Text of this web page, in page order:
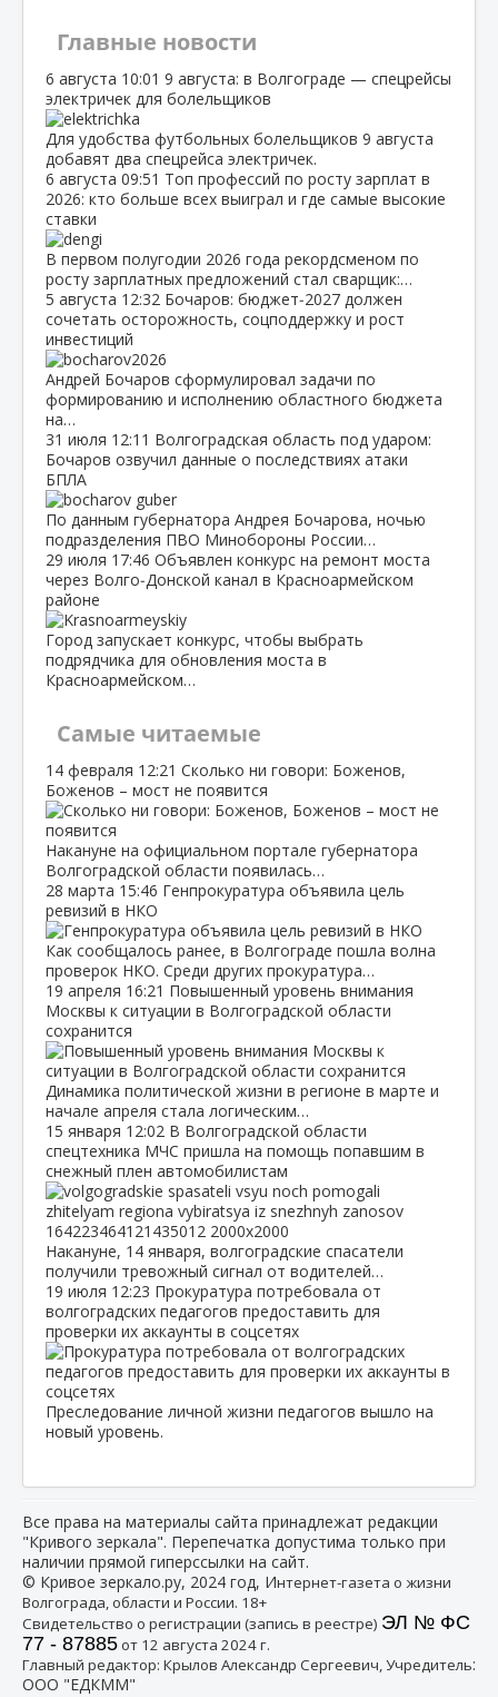
Главные новости
6 августа 10:01 9 августа: в Волгограде — спецрейсы
электричек для болельщиков
Для удобства футбольных болельщиков 9 августа
добавят два спецрейса электричек.
6 августа 09:51 Топ профессий по росту зарплат в
2026: кто больше всех выиграл и где самые высокие
ставки
В первом полугодии 2026 года рекордсменом по
росту зарплатных предложений стал сварщик:…
5 августа 12:32 Бочаров: бюджет‑2027 должен
сочетать осторожность, соцподдержку и рост
инвестиций
Андрей Бочаров сформулировал задачи по
формированию и исполнению областного бюджета
на…
31 июля 12:11 Волгоградская область под ударом:
Бочаров озвучил данные о последствиях атаки
БПЛА
По данным губернатора Андрея Бочарова, ночью
подразделения ПВО Минобороны России…
29 июля 17:46 Объявлен конкурс на ремонт моста
через Волго‑Донской канал в Красноармейском
районе
Город запускает конкурс, чтобы выбрать
подрядчика для обновления моста в
Красноармейском…
Самые читаемые
14 февраля 12:21 Сколько ни говори: Боженов,
Боженов – мост не появится
Накануне на официальном портале губернатора
Волгоградской области появилась…
28 марта 15:46 Генпрокуратура объявила цель
ревизий в НКО
Как сообщалось ранее, в Волгограде пошла волна
проверок НКО. Среди других прокуратура…
19 апреля 16:21 Повышенный уровень внимания
Москвы к ситуации в Волгоградской области
сохранится
Динамика политической жизни в регионе в марте и
начале апреля стала логическим…
15 января 12:02 В Волгоградской области
спецтехника МЧС пришла на помощь попавшим в
снежный плен автомобилистам
Накануне, 14 января, волгоградские спасатели
получили тревожный сигнал от водителей…
19 июля 12:23 Прокуратура потребовала от
волгоградских педагогов предоставить для
проверки их аккаунты в соцсетях
Преследование личной жизни педагогов вышло на
новый уровень.
Все права на материалы сайта принадлежат редакции
"Кривого зеркала". Перепечатка допустима только при
наличии прямой гиперссылки на сайт.
© Кривое зеркало.ру, 2024 год, Интернет-газета о жизни
Волгограда, области и России. 18+
Свидетельство о регистрации (запись в реестре) ЭЛ № ФС
77 - 87885от 12 августа 2024 г.
Главный редактор: Крылов Александр Сергеевич, Учредитель:
ООО "ЕДКММ"